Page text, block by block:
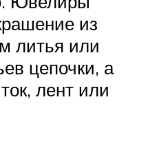
из
литья или
цепочки, а
лент или